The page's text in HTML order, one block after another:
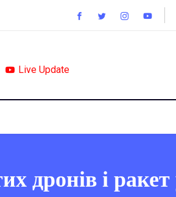
Live Update
дронів і ракет